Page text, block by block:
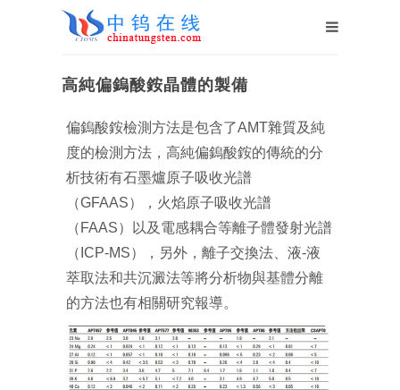
高純偏鎢酸銨晶體的製備
偏鎢酸銨檢測方法是包含了AMT雜質及純
度的檢測方法，高純偏鎢酸銨的傳統的分
析技術有石墨爐原子吸收光譜
（GFAAS），火焰原子吸收光譜
（FAAS）以及電感耦合等離子體發射光譜
（ICP-MS），另外，離子交換法、液-液
萃取法和共沉澱法等將分析物與基體分離
的方法也有相關研究報導。